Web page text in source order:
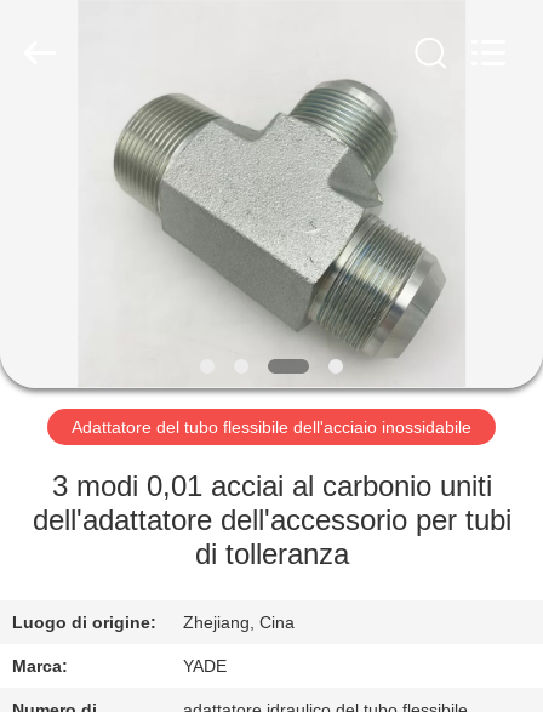
PRODOTTI
GIRO
DELLA
FABBRICA
CONTROLLO
QUALITÀ
Adattatore del tubo flessibile dell'acciaio inossidabile
3 modi 0,01 acciai al carbonio uniti
dell'adattatore dell'accessorio per tubi
di tolleranza
Luogo di origine: Zhejiang, Cina
Marca: YADE